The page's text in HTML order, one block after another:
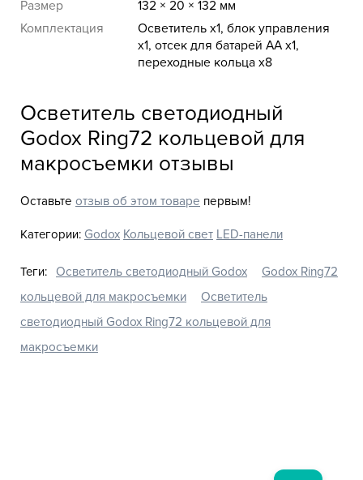
Размер
132 × 20 × 132 мм
Комплектация
Осветитель x1, блок управления
x1, отсек для батарей AA x1,
переходные кольца x8
Осветитель светодиодный
Godox Ring72 кольцевой для
макросъемки отзывы
Оставьте отзыв об этом товаре первым!
Категории: Godox Кольцевой свет LED-панели
Теги: Осветитель светодиодный Godox
Godox Ring72
кольцевой для макросъемки
Осветитель
светодиодный Godox Ring72 кольцевой для
макросъемки